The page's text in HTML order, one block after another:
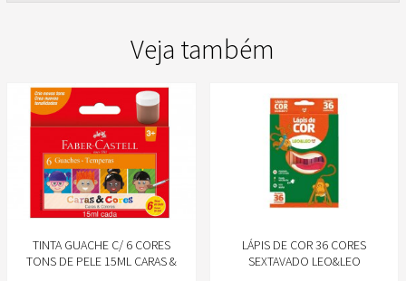
Veja também
TINTA GUACHE C/ 6 CORES
TONS DE PELE 15ML CARAS &
LÁPIS DE COR 36 CORES
SEXTAVADO LEO&LEO